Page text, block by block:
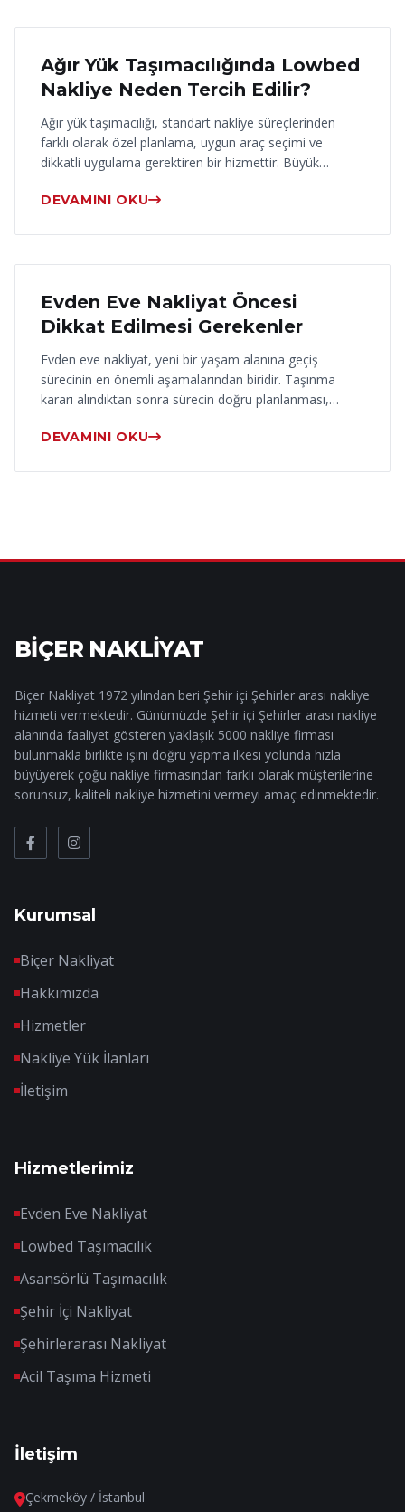
17 Haziran 2026
Ağır Yük Taşımacılığında Lowbed
Nakliye Neden Tercih Edilir?
Ağır yük taşımacılığı, standart nakliye süreçlerinden
farklı olarak özel planlama, uygun araç seçimi ve
dikkatli uygulama gerektiren bir hizmettir. Büyük…
DEVAMINI OKU
16 Haziran 2026
Evden Eve Nakliyat Öncesi
Dikkat Edilmesi Gerekenler
Evden eve nakliyat, yeni bir yaşam alanına geçiş
sürecinin en önemli aşamalarından biridir. Taşınma
kararı alındıktan sonra sürecin doğru planlanması,…
DEVAMINI OKU
BİÇER NAKLİYAT
Biçer Nakliyat 1972 yılından beri Şehir içi Şehirler arası nakliye
hizmeti vermektedir. Günümüzde Şehir içi Şehirler arası nakliye
alanında faaliyet gösteren yaklaşık 5000 nakliye firması
bulunmakla birlikte işini doğru yapma ilkesi yolunda hızla
büyüyerek çoğu nakliye firmasından farklı olarak müşterilerine
sorunsuz, kaliteli nakliye hizmetini vermeyi amaç edinmektedir.
Kurumsal
Biçer Nakliyat
Hakkımızda
Hizmetler
Nakliye Yük İlanları
İletişim
Hizmetlerimiz
Evden Eve Nakliyat
Lowbed Taşımacılık
Asansörlü Taşımacılık
Şehir İçi Nakliyat
Şehirlerarası Nakliyat
Acil Taşıma Hizmeti
İletişim
Çekmeköy / İstanbul